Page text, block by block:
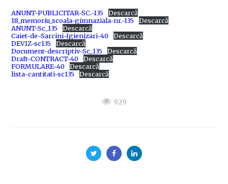
ANUNT-PUBLICITAR-SC.-135
Descarcă
18_memoriu_scoala-gimnaziala-nr.-135
Descarcă
ANUNT-Sc_135
Descarcă
Caiet-de-Sarcini-Igienizari-40
Descarcă
DEVIZ-sc135
Descarcă
Document-descriptiv-Sc_135
Descarcă
Draft-CONTRACT-40
Descarcă
FORMULARE-40
Descarcă
lista-cantitati-sc135
Descarcă
929